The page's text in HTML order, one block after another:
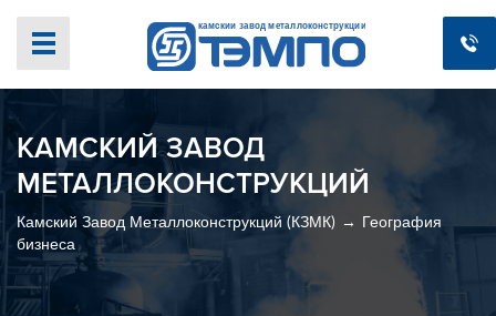
КАМСКИЙ ЗАВОД
МЕТАЛЛОКОНСТРУКЦИЙ
Камский Завод Металлоконструкций (КЗМК)
География
бизнеса